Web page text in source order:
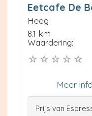
Eetcafe De
Heeg
8.1 km
Waardering:
Meer
Prijs van